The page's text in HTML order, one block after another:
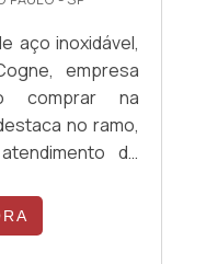
aço inoxidável,
empresa
comprar na
no ramo,
de
qualquer
é barras